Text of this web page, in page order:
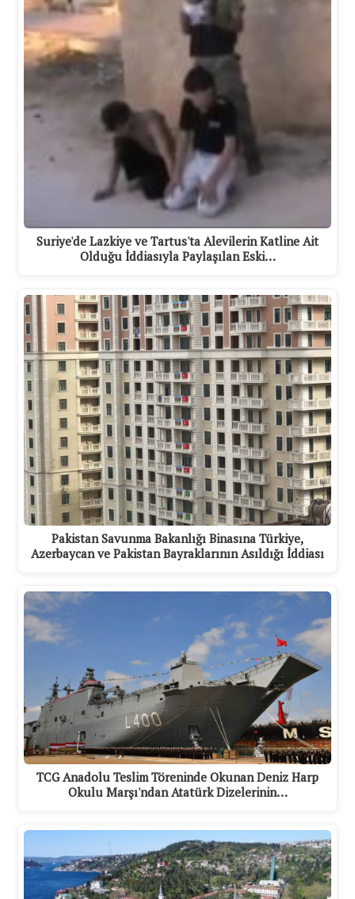
Suriye'de Lazkiye ve Tartus'ta Alevilerin Katline Ait
Olduğu İddiasıyla Paylaşılan Eski…
Pakistan Savunma Bakanlığı Binasına Türkiye,
Azerbaycan ve Pakistan Bayraklarının Asıldığı İddiası
TCG Anadolu Teslim Töreninde Okunan Deniz Harp
Okulu Marşı'ndan Atatürk Dizelerinin…